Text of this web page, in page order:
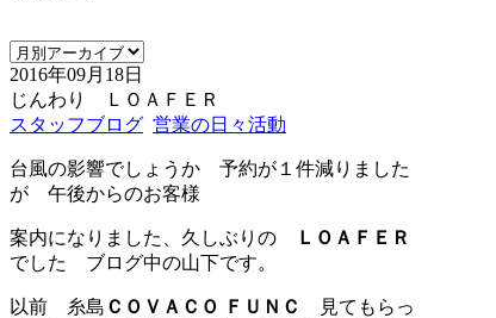
2016年09月18日
じんわり ＬＯＡＦＥＲ
スタッフブログ 営業の日々活動
台風の影響でしょうか 予約が１件減りました
が 午後からのお客様
案内になりました、久しぶりの
ＬＯＡＦＥＲ
でした ブログ中の山下です。
以前 糸島 ＣＯＶＡＣＯ ＦＵＮＣ
見てもらっ